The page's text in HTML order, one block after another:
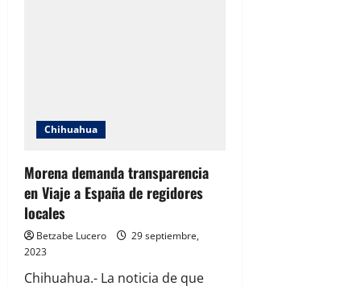
ruta
alimentadora
Chihuahua
Morena demanda transparencia
en Viaje a España de regidores
locales
Betzabe Lucero
29 septiembre,
2023
Chihuahua.- La noticia de que